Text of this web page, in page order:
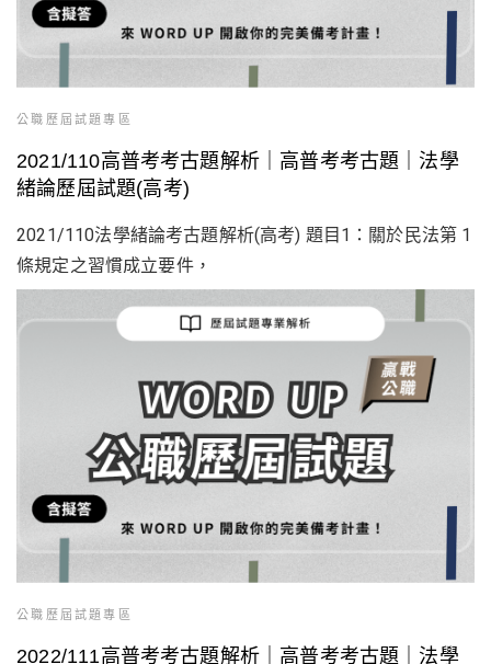
公職歷屆試題專區
2021/110高普考考古題解析｜高普考考古題｜法學
緒論歷屆試題(高考)
2021/110法學緒論考古題解析(高考) 題目1：關於民法第 1
條規定之習慣成立要件，
公職歷屆試題專區
2022/111高普考考古題解析｜高普考考古題｜法學